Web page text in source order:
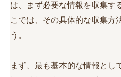
は、まず必要な情報を収集す
こでは、その具体的な収集方
う。
まず、最も基本的な情報とし